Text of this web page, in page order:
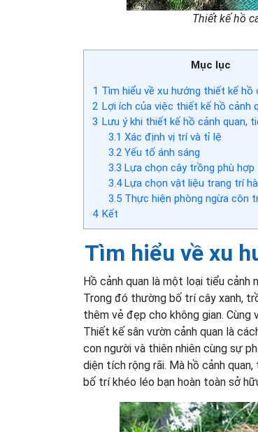
Thiết kế hồ
Mục lục
1 Tìm hiểu về xu hướng thiết kế hồ
2 Lợi ích của việc thiết kế hồ cảnh
3 Lưu ý khi thiết kế hồ cảnh quan,
3.1 Xác định vị trí và tỉ lệ
3.2Yếu tố ánh sáng
3.3 Lựa chọn cây trồng phù hợp
3.4Lựa chọn vật liệu trang trí
3.5Thực hiện phòng ngừa côn
4 Kết
Tìm hiểu về xu
Hồ cảnh quan là một loại tiểu
Trong đó thường bố trí cây xanh,
thêm vẻ đẹp cho không gian.
Thiết kế sân vườn cảnh quan là
con người và thiên nhiên cùng sự
diện tích rộng rãi. Mà hồ cảnh
bố trí khéo léo bạn hoàn toàn sở